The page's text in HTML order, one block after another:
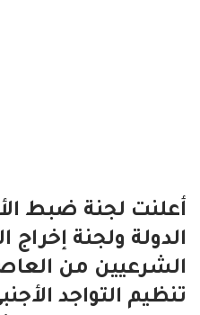
أعلنت لجنة ضبط
الدولة ولجنة إخراج
الشرعيين من
تنظيم التواجد